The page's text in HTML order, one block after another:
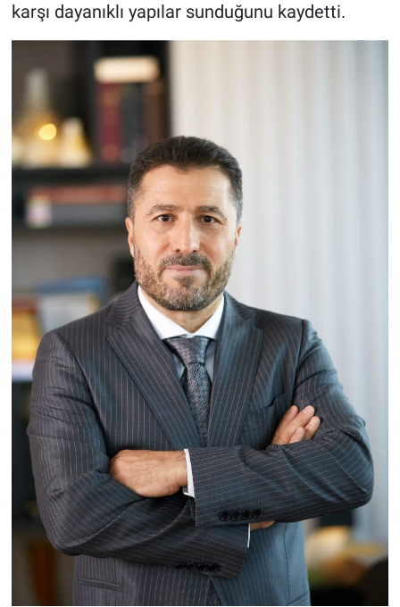
karşı dayanıklı yapılar sunduğunu kaydetti.